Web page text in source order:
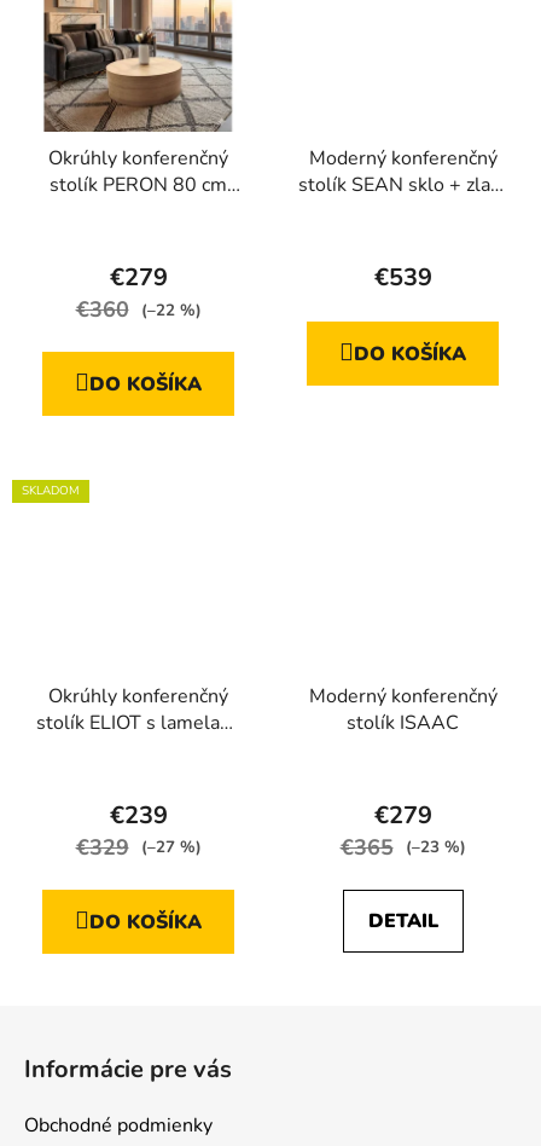
Okrúhly konferenčný
stolík PERON 80 cm
hodnotenie
produktu
z
€279
€360 (–22 %)
DO KOŠÍKA
Moderný konferenčný
stolík SEAN sklo + zlatá
€539
DO KOŠÍKA
SKLADOM
Okrúhly konferenčný
stolík ELIOT s lamelami
hodnotenie
produktu
z
€239
€329 (–27 %)
DO KOŠÍKA
Moderný konferenčný
stolík ISAAC
hodnotenie
produktu
4,6
z
€279
€365 (–23 %)
DETAIL
Informácie pre vás
Obchodné podmienky